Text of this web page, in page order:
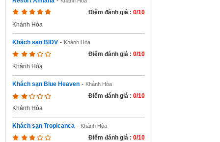
Điểm đánh giá : 0/10
Khánh Hòa
Khách sạn BIDV - Khánh Hòa
Điểm đánh giá : 0/10
Khánh Hòa
Khách sạn Blue Heaven - Khánh Hòa
Điểm đánh giá : 0/10
Khánh Hòa
Khách sạn Tropicanca - Khánh Hòa
Điểm đánh giá : 0/10